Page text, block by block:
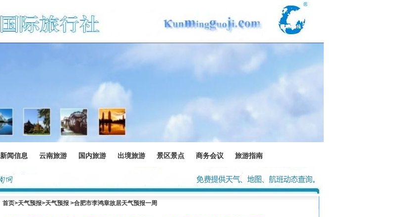
新闻信息 云南旅游 国内旅游 出境旅游 景区景点 商务会议 旅游指南
首页>天气预报>天气预报 >合肥市李鸿章故居天气预报一周